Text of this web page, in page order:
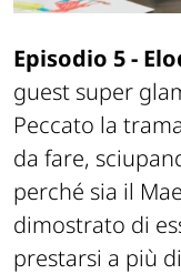
Episodio 5 -
guest super
Peccato la
da fare,
perché sia il
dimostrato di
prestarsi a più